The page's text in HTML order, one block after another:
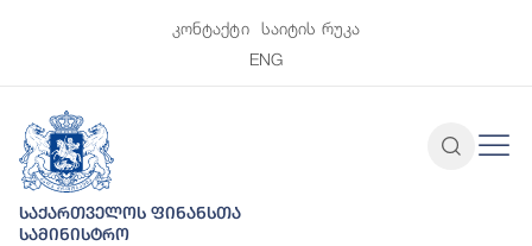
კონტაქტი
საიტის რუკა
ENG
საქართველოს ფინანსთა
სამინისტრო